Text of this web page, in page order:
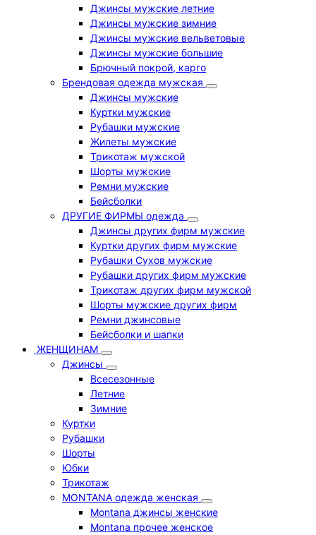
Джинсы мужские летние
Джинсы мужские зимние
Джинсы мужские вельветовые
Джинсы мужские большие
Брючный покрой, карго
Брендовая одежда мужская
Джинсы мужские
Куртки мужские
Рубашки мужские
Жилеты мужские
Трикотаж мужской
Шорты мужские
Ремни мужские
Бейсболки
ДРУГИЕ ФИРМЫ одежда
Джинсы других фирм мужские
Куртки других фирм мужские
Рубашки Сухов мужские
Рубашки других фирм мужские
Трикотаж других фирм мужской
Шорты мужские других фирм
Ремни джинсовые
Бейсболки и шапки
ЖЕНЩИНАМ
Джинсы
Всесезонные
Летние
Зимние
Куртки
Рубашки
Шорты
Юбки
Трикотаж
MONTANA одежда женская
Montana джинсы женские
Montana прочее женское